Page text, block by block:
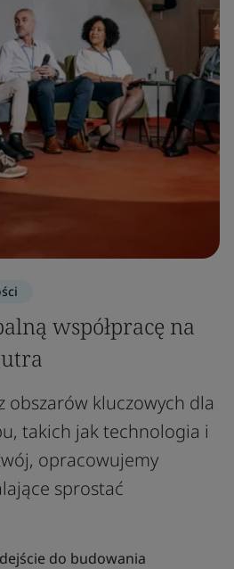
współpracę na
obszarów kluczowych dla
takich jak technologia i
opracowujemy
sprostać
do budowania